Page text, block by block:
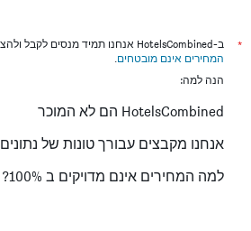
נפת בורסה מלונות
נפת ריזה מלונות
נפת אנקרה מלונות
נפת בולו מלונות
מפת אמאסיה מלונות
*
ב-HotelsCombined אנחנו תמיד מנסים לקבל ולהציג תמחור מדויק, עם זאת,
המחירים אינם מובטחים.
הנה למה:
HotelsCombined הם לא המוכר
אנחנו מקבצים עבורך טונות של נתונים
למה המחירים אינם מדויקים ב 100%?